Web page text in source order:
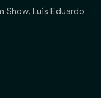
Show, Luís Eduardo